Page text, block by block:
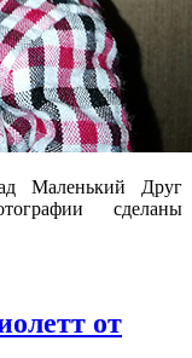
Маленький Друг
сделаны
от